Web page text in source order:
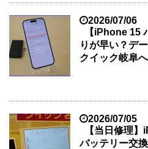
2026/07/06
【iPhone 15
りが早い？デ
クイック岐阜へ
2026/07/05
【当日修理
バッテリー交